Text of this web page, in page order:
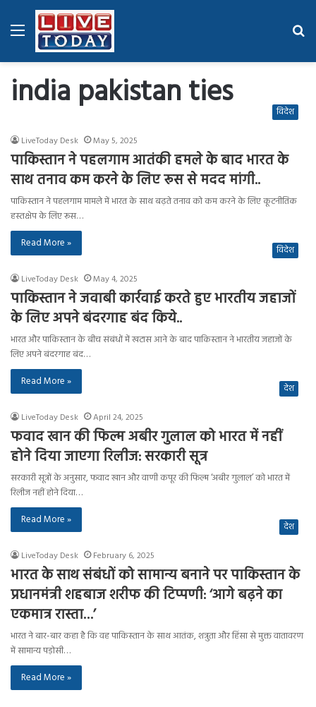
Menu
india pakistan ties विदेश
LiveToday Desk May 5, 2025
पाकिस्तान ने पहलगाम आतंकी हमले के बाद भारत के
साथ तनाव कम करने के लिए रूस से मदद मांगी..
पाकिस्तान ने पहलगाम मामले में भारत के साथ बढ़ते तनाव को कम करने के लिए कूटनीतिक
हस्तक्षेप के लिए रूस…
Read More »
विदेश
LiveToday Desk May 4, 2025
पाकिस्तान ने जवाबी कार्रवाई करते हुए भारतीय जहाजों
के लिए अपने बंदरगाह बंद किये..
भारत और पाकिस्तान के बीच संबंधों में खटास आने के बाद पाकिस्तान ने भारतीय जहाजों के
लिए अपने बंदरगाह बंद…
Read More »
देश
LiveToday Desk April 24, 2025
फवाद खान की फिल्म अबीर गुलाल को भारत में नहीं
होने दिया जाएगा रिलीज: सरकारी सूत्र
सरकारी सूत्रों के अनुसार, फवाद खान और वाणी कपूर की फिल्म ‘अबीर गुलाल’ को भारत में
रिलीज नहीं होने दिया…
Read More »
देश
LiveToday Desk February 6, 2025
भारत के साथ संबंधों को सामान्य बनाने पर पाकिस्तान के
प्रधानमंत्री शहबाज शरीफ की टिप्पणी: ‘आगे बढ़ने का
एकमात्र रास्ता…’
भारत ने बार-बार कहा है कि वह पाकिस्तान के साथ आतंक, शत्रुता और हिंसा से मुक्त वातावरण
में सामान्य पड़ोसी…
Read More »